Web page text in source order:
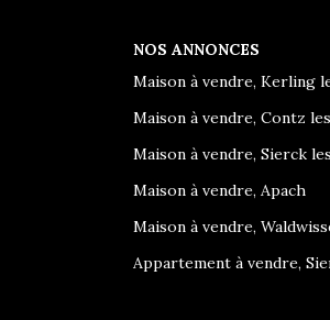
NOS ANNONCES
Maison à vendre, Kerling
Maison à vendre, Contz
Maison à vendre, Sierck
Maison à vendre, Apach
Maison à vendre,
Appartement à vendre,